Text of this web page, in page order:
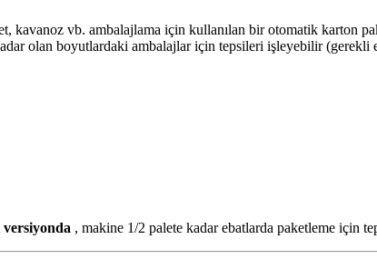
kavanoz vb. ambalajlama için kullanılan bir otomatik karton
olan boyutlardaki ambalajlar için tepsileri işleyebilir
, makine 1/2 palete kadar ebatlarda paketleme için